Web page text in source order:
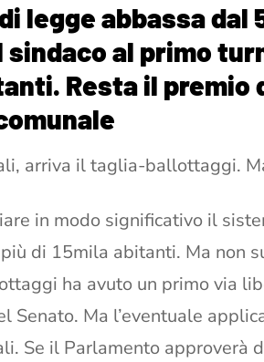
legge abbassa dal
al primo
Resta il premio
arriva il taglia-ballottaggi.
in modo significativo il
di 15mila abitanti. Ma non
ha avuto un primo via
Senato. Ma l’eventuale
Se il Parlamento approverà